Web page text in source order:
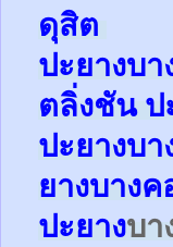
ดุสิต
ปะยางบา
ตลิ่งชัน ป
ปะยางบา
ยางบาง
ปะยางบา